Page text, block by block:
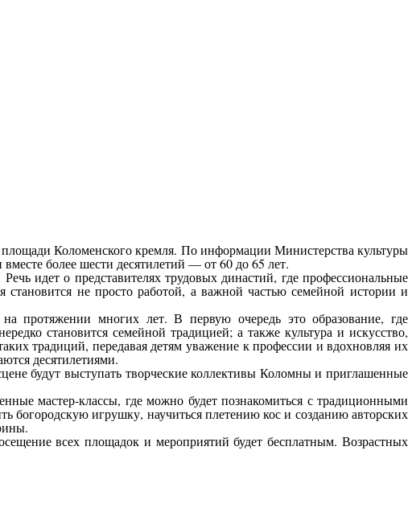
Коломенского кремля. По информации Министерства культуры
более шести десятилетий — от 60 до 65 лет.
идет о представителях трудовых династий, где профессиональные
становится не просто работой, а важной частью семейной истории и
протяжении многих лет. В первую очередь это образование, где
становится семейной традицией; а также культура и искусство,
традиций, передавая детям уважение к профессии и вдохновляя их
десятилетиями.
будут выступать творческие коллективы Коломны и приглашенные
мастер-классы, где можно будет познакомиться с традиционными
богородскую игрушку, научиться плетению кос и созданию авторских
всех площадок и мероприятий будет бесплатным. Возрастных